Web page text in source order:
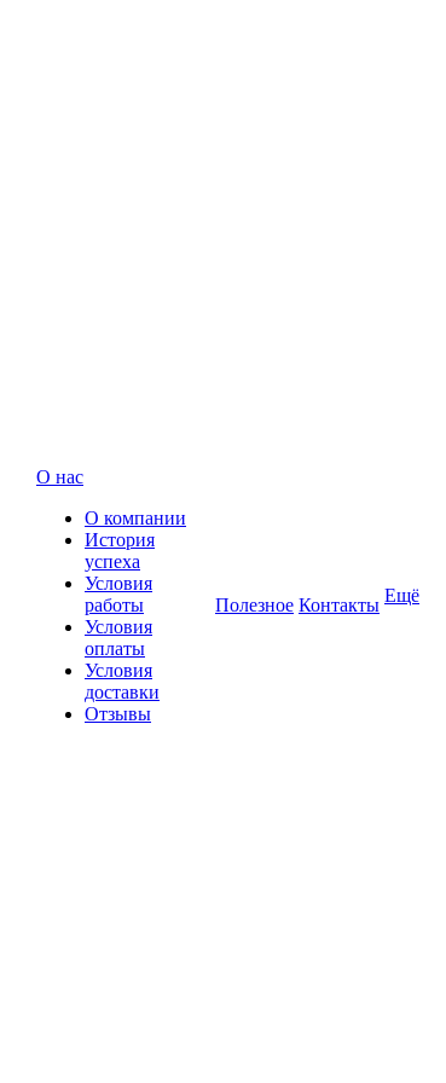
О нас
О компании
История
успеха
Условия
работы
Условия
оплаты
Условия
доставки
Отзывы
Полезное Контакты Ещё